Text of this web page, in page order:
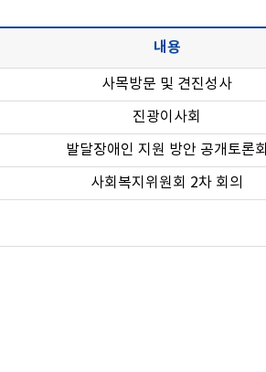
내용
사목방문 및 견진성사
진광이사회
발달장애인 지원 방안 공개토론회
사회복지위원회 2차 회의